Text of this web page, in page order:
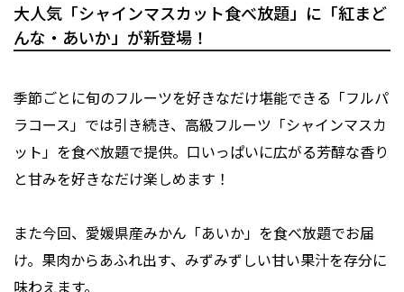
大人気「シャインマスカット食べ放題」に「紅まど
んな・あいか」が新登場！
季節ごとに旬のフルーツを好きなだけ堪能できる「フルパ
ラコース」では引き続き、高級フルーツ「シャインマスカ
ット」を食べ放題で提供。口いっぱいに広がる芳醇な香り
と甘みを好きなだけ楽しめます！
また今回、愛媛県産みかん「あいか」を食べ放題でお届
け。果肉からあふれ出す、みずみずしい甘い果汁を存分に
味わえます。